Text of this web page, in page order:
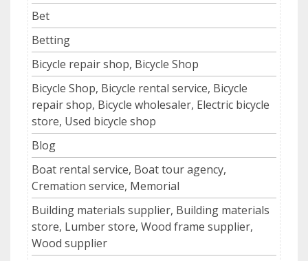
Bet
Betting
Bicycle repair shop, Bicycle Shop
Bicycle Shop, Bicycle rental service, Bicycle
repair shop, Bicycle wholesaler, Electric bicycle
store, Used bicycle shop
Blog
Boat rental service, Boat tour agency,
Cremation service, Memorial
Building materials supplier, Building materials
store, Lumber store, Wood frame supplier,
Wood supplier